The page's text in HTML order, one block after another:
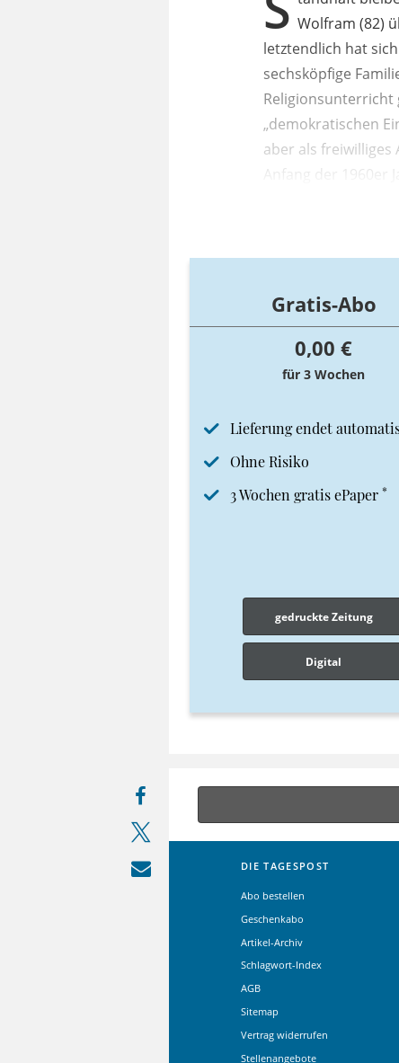
Wolfram (82)
letztendlich hat
sechsköpfige
Religionsunterricht
„demokratischen
aber als freiwilliges
Anfang der 1960er
Gratis-Abo
0,00 €
für 3 Wochen
Lieferung endet
Ohne Risiko
3 Wochen gratis ePaper *
gedruckte Zeitung
Digital
DIE TAGESPOST
Abo bestellen
Geschenkabo
Artikel-Archiv
Schlagwort-Index
AGB
Sitemap
Vertrag widerrufen
Stellenangebote